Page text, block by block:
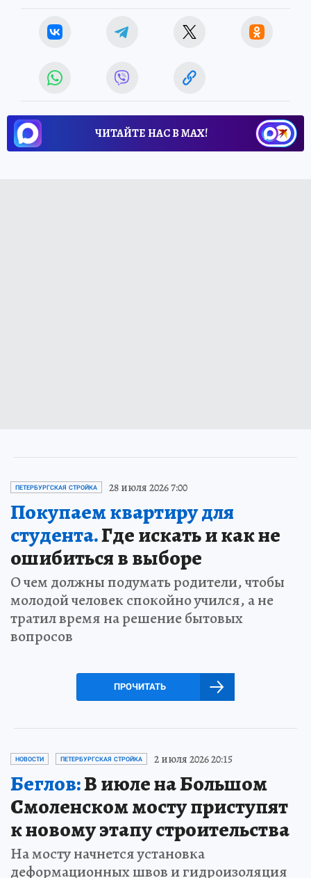
ЧИТАЙТЕ НАС В МАХ!
ПЕТЕРБУРГСКАЯ СТРОЙКА 28 июля 2026 7:00
Покупаем квартиру для
студента.Где искать и как не
ошибиться в выборе
О чем должны подумать родители, чтобы
молодой человек спокойно учился, а не
тратил время на решение бытовых
вопросов
ПРОЧИТАТЬ
НОВОСТИ ПЕТЕРБУРГСКАЯ СТРОЙКА 2 июля 2026 20:15
Беглов:В июле на Большом
Смоленском мосту приступят
к новому этапу строительства
На мосту начнется установка
деформационных швов и гидроизоляция